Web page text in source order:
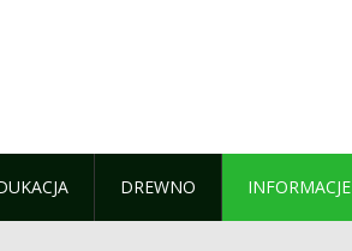
DREWNO INFORMACJE